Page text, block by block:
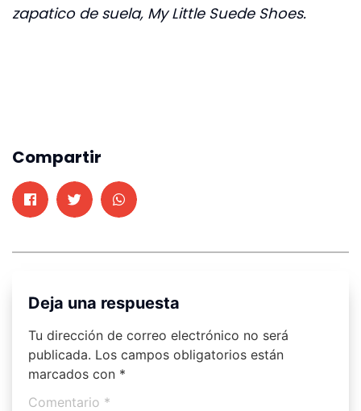
zapatico de suela, My Little Suede Shoes.
Compartir
Deja una respuesta
Tu dirección de correo electrónico no será
publicada. Los campos obligatorios están
marcados con *
Comentario *